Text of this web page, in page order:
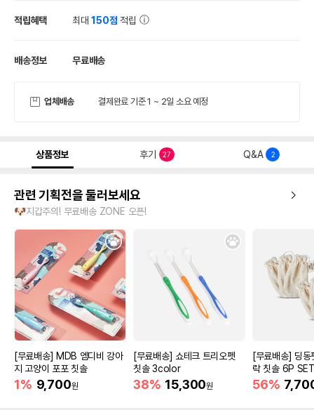
적립혜택 최대150점 적립
배송정보 무료배송
업체배송 결제완료 기준 1 ~ 2일 소요 예정
상품정보 후기 27 Q&A 2
관련 기획전을 둘러보세요
🐶지갑주의! 무료배송 ZONE 오픈!
[무료배송] MDB 엠디비 강아
지 고양이 포포 칫솔
1% 9,700원
[무료배송] 쇼테크 트리오펫
칫솔 3color
38% 15,300원
[무료배송] 딩동
락 칫솔 6P SET
56%